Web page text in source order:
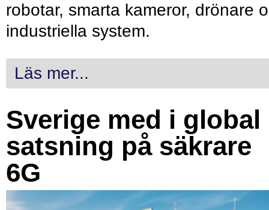
robotar, smarta kameror, drönare
industriella system.
Läs mer...
Sverige med i global
satsning på säkrare
6G